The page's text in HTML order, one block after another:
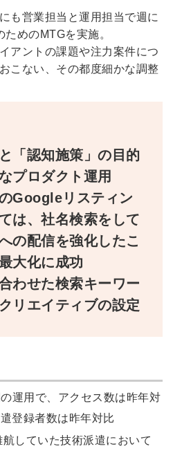
も営業担当と運用担当で週に
めのMTGを実施。
アントの課題や注力案件につ
こない、その都度細かな調整
「認知施策」の目的
プロダクト運用
Googleリスティン
は、社名検索をして
の配信を強化したこ
大化に成功
わせた検索キーワー
リエイティブの設定
運用で、アクセス数は昨年対
遣登録者数は昨年対比
航していた技術派遣において
利用規約 と個人情報の取り扱い
について
同意のうえ
登録する
みんなの採用部があなたの許可なく投稿すること
はありません